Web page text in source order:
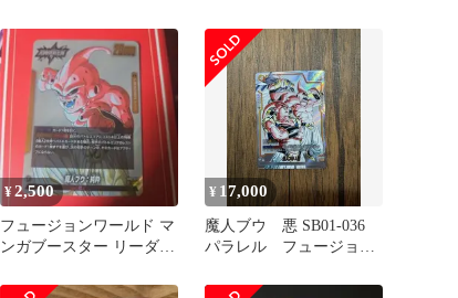
¥2,500
フュージョンワールド マ
ンガブースター リーダー
¥ 17,000
魔人ブウ 悪 SB01-036
パラレル フュージョン
ー